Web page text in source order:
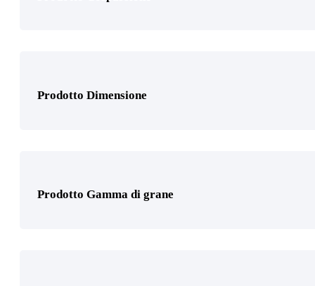
Prodotto Dimensione
Prodotto Gamma di grane